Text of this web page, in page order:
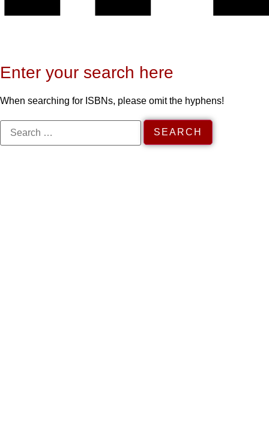
Enter your search here
When searching for ISBNs, please omit the hyphens!
Search
for: